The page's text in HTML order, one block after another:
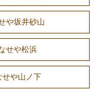
や坂井砂山
せや松浜
や山ノ下